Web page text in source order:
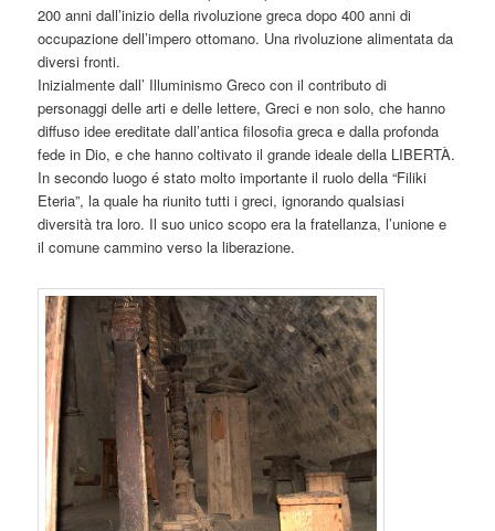
200 anni dall’inizio della rivoluzione greca dopo 400 anni di
occupazione dell’impero ottomano. Una rivoluzione alimentata da
diversi fronti.
Inizialmente dall’ Illuminismo Greco con il contributo di
personaggi delle arti e delle lettere, Greci e non solo, che hanno
diffuso idee ereditate dall’antica filosofia greca e dalla profonda
fede in Dio, e che hanno coltivato il grande ideale della LIBERTÀ.
In secondo luogo é stato molto importante il ruolo della “Filiki
Eteria”, la quale ha riunito tutti i greci, ignorando qualsiasi
diversità tra loro. Il suo unico scopo era la fratellanza, l’unione e
il comune cammino verso la liberazione.